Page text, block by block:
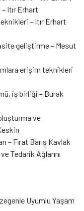
Itır Erhart
– Itır Erhart
geliştirme – Mesut
erişim teknikleri
iş birliği – Burak
ve
– Fırat Barış Kavlak
Tedarik Ağlarını
Uyumlu Yaşam